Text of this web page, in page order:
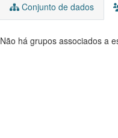
Conjunto de dados
Não há grupos associados a